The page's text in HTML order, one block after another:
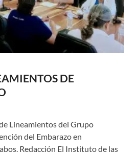
DE
Lineamientos del Grupo
del Embarazo en
Redacción El Instituto de las